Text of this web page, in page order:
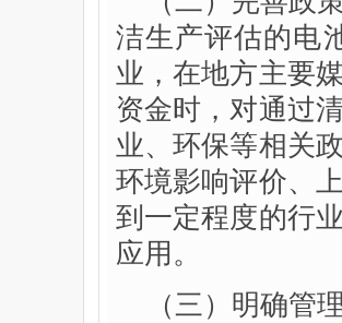
洁生产评估的电
业，在地方主要
资金时，对通过
业、环保等相关
环境影响评价、
到一定程度的行
应用。
（三）明确管